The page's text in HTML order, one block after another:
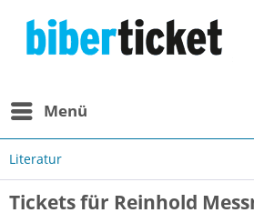
Menü
Literatur
Tickets für Reinhold